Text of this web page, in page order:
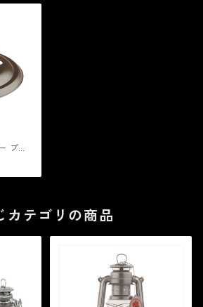
ブロ
カテゴリの商品